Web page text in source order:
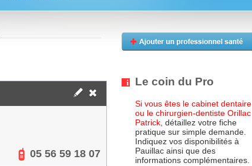
05 56 59 18 07
Le coin du Pro
Si vous êtes le cabinet dentaire
ou le chirurgien-dentiste Orillac
Patrick, détaillez votre fiche
pratique sur simple demande.
Indiquez vos disponibilités à
Pauillac ainsi que des
informations complémentaires.